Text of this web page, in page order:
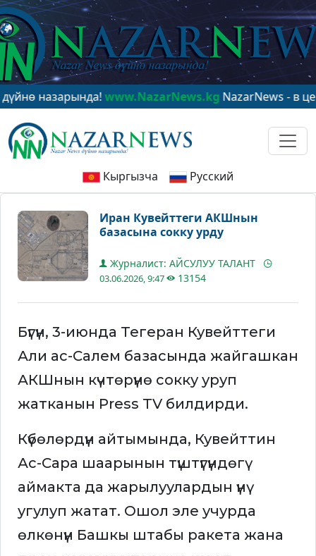
www.NazarNews.kgNazarNews - в центре
Кыргызча Русский
Иран Кувейттеги АКШнын
базасына сокку урду
Журналист: АЙСУЛУУ ТАЛАНТ
03.06.2026, 9:47 13154
Бүгүн, 3-июнда Тегеран Кувейттеги
Али ас-Салем базасында жайгашкан
АКШнын күчтөрүнө сокку уруп
жатканын Press TV билдирди.
Күбөлөрдүн айтымында, Кувейттин
Ас-Сара шаарынын түштүгүндөгү
аймакта да жарылуулардын үнү
угулуп жатат. Ошол эле учурда
өлкөнүн Башкы штабы ракета жана